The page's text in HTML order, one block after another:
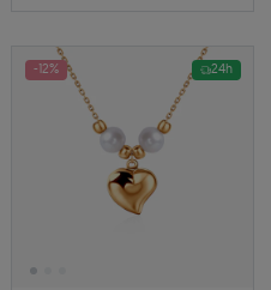
-12% 24h